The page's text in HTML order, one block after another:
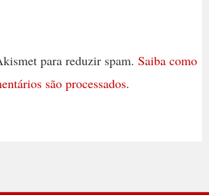
para reduzir spam. Saiba como
são processados.